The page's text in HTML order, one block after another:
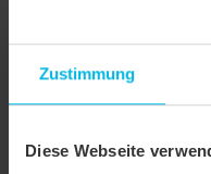
Zustimmung
Diese Webseite
DETAILS